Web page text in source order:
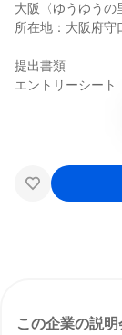
大阪〈ゆうゆうの
所在地：大阪府守
提出書類
エントリーシート
この企業の説